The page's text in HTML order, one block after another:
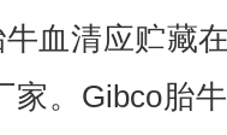
血清应贮藏在
家。Gibco胎